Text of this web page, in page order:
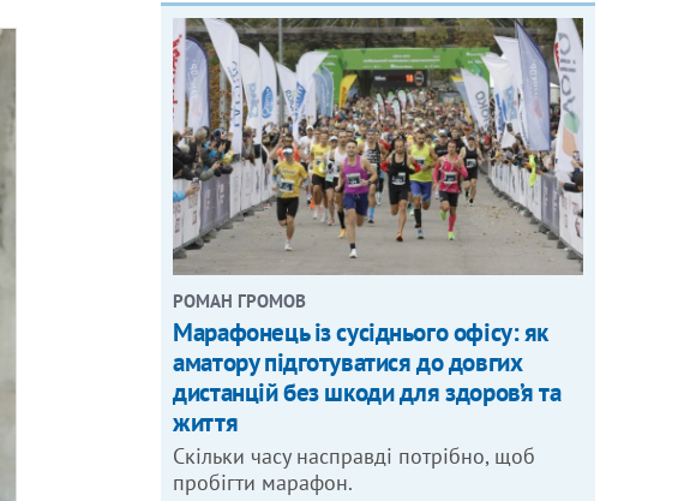
РОМАН ГРОМОВ
Марафонець із сусіднього офісу: як
аматору підготуватися до довгих
дистанцій без шкоди для здоров’я та
життя
Скільки часу насправді потрібно, щоб
пробігти марафон.